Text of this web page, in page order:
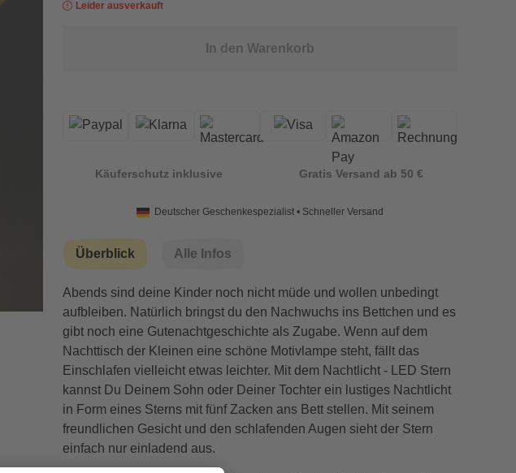
Leider ausverkauft
In den Warenkorb
Käuferschutz inklusive Gratis Versand ab 50 €
Deutscher Geschenkespezialist • Schneller Versand
Überblick Alle Infos
Abends sind deine Kinder noch nicht müde und wollen unbedingt
aufbleiben. Natürlich bringst du den Nachwuchs ins Bettchen und es
gibt noch eine Gutenachtgeschichte als Zugabe. Wenn auf dem
Nachttisch der Kleinen eine schöne Motivlampe steht, fällt das
Einschlafen vielleicht etwas leichter. Mit dem Nachtlicht - LED Stern
kannst Du Deinem Sohn oder Deiner Tochter ein lustiges Nachtlicht
in Form eines Sterns mit fünf Zacken ans Bett stellen. Mit seinem
freundlichen Gesicht und den schlafenden Augen sieht der Stern
einfach nur einladend aus.